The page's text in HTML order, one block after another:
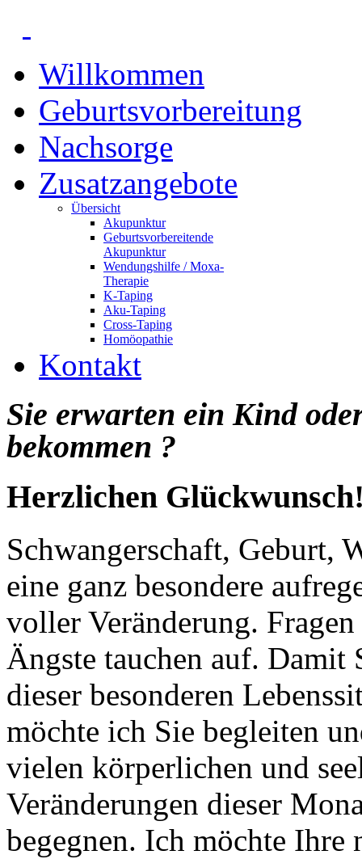
Willkommen
Geburtsvorbereitung
Nachsorge
Zusatzangebote
Übersicht
Akupunktur
Geburtsvorbereitende
Akupunktur
Wendungshilfe / Moxa-
Therapie
K-Taping
Aku-Taping
Cross-Taping
Homöopathie
Kontakt
Sie erwarten ein Kind
bekommen ?
Herzlichen
Schwangerschaft, Geburt,
eine ganz besondere
voller Veränderung.
Ängste tauchen auf. Damit
dieser besonderen
möchte ich Sie begleiten
vielen körperlichen und
Veränderungen dieser
begegnen. Ich möchte Ihre